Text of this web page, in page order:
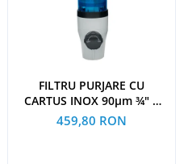
FILTRU PURJARE CU
CARTUS INOX 90µm ¾" 3
m³/h
459,80 RON